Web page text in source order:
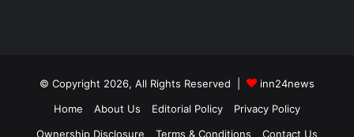
© Copyright 2026, All Rights Reserved |
inn24news
Home
About Us Editorial Policy
Privacy Policy
Ownership Disclosure
Terms & Conditions Contact Us